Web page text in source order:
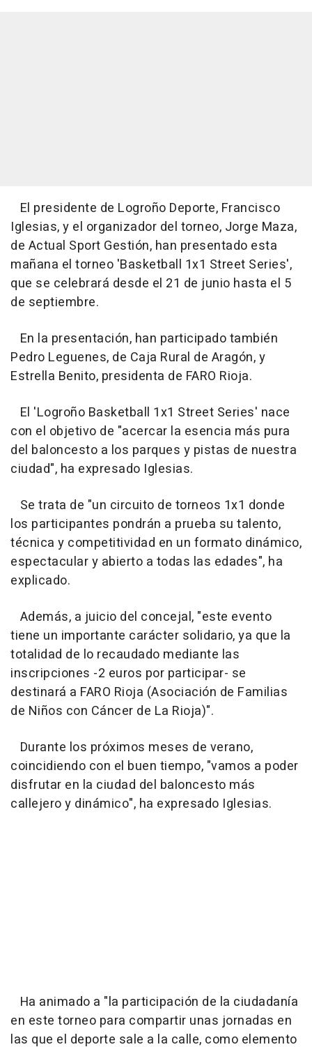
El presidente de Logroño Deporte, Francisco
Iglesias, y el organizador del torneo, Jorge Maza,
de Actual Sport Gestión, han presentado esta
mañana el torneo 'Basketball 1x1 Street Series',
que se celebrará desde el 21 de junio hasta el 5
de septiembre.
En la presentación, han participado también
Pedro Leguenes, de Caja Rural de Aragón, y
Estrella Benito, presidenta de FARO Rioja.
El 'Logroño Basketball 1x1 Street Series' nace
con el objetivo de "acercar la esencia más pura
del baloncesto a los parques y pistas de nuestra
ciudad", ha expresado Iglesias.
Se trata de "un circuito de torneos 1x1 donde
los participantes pondrán a prueba su talento,
técnica y competitividad en un formato dinámico,
espectacular y abierto a todas las edades", ha
explicado.
Además, a juicio del concejal, "este evento
tiene un importante carácter solidario, ya que la
totalidad de lo recaudado mediante las
inscripciones -2 euros por participar- se
destinará a FARO Rioja (Asociación de Familias
de Niños con Cáncer de La Rioja)".
Durante los próximos meses de verano,
coincidiendo con el buen tiempo, "vamos a poder
disfrutar en la ciudad del baloncesto más
callejero y dinámico", ha expresado Iglesias.
Ha animado a "la participación de la ciudadanía
en este torneo para compartir unas jornadas en
las que el deporte sale a la calle, como elemento